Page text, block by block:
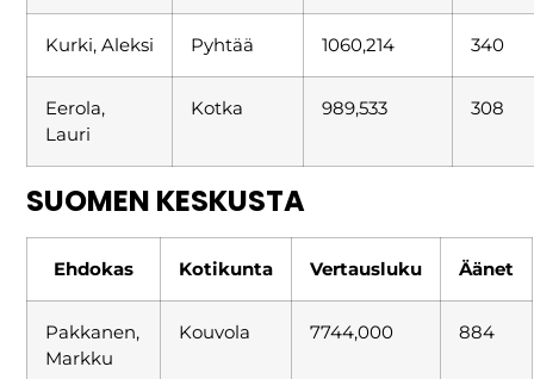
Kurki, Aleksi Pyhtää 1060,214 340
Eerola,
Lauri
Kotka 989,533 308
SUOMEN KESKUSTA
Ehdokas Kotikunta Vertausluku Äänet
Pakkanen,
Markku
Kouvola 7744,000 884